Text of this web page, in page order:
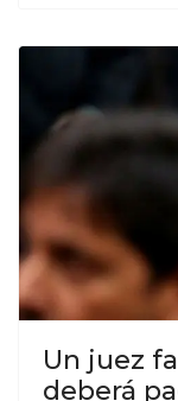
Un juez
deberá